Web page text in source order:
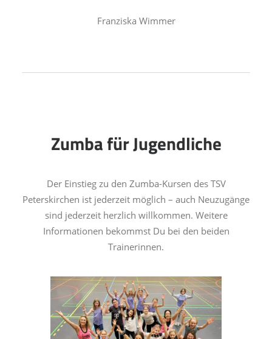
Franziska Wimmer
Zumba für Jugendliche
Der Einstieg zu den Zumba-Kursen des TSV
Peterskirchen ist jederzeit möglich – auch Neuzugänge
sind jederzeit herzlich willkommen. Weitere
Informationen bekommst Du bei den beiden
Trainerinnen.